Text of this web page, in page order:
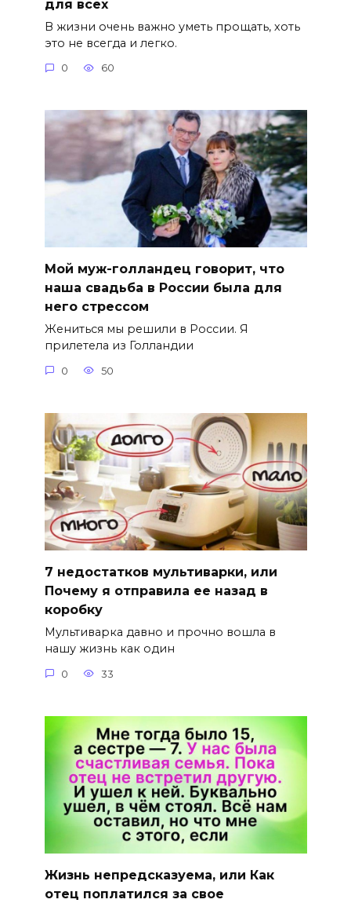
для всех
В жизни очень важно уметь прощать, хоть
это не всегда и легко.
0 60
Мой муж-голландец говорит, что
наша свадьба в России была для
него стрессом
Жениться мы решили в России. Я
прилетела из Голландии
0 50
7 недостатков мультиварки, или
Почему я отправила ее назад в
коробку
Мультиварка давно и прочно вошла в
нашу жизнь как один
0 33
Жизнь непредсказуема, или Как
отец поплатился за свое